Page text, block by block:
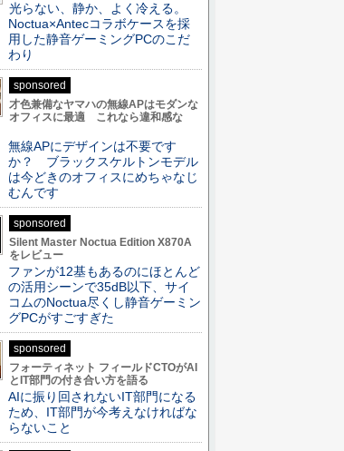
光らない、静か、よく冷える。
Noctua×Antecコラボケースを採
用した静音ゲーミングPCのこだ
わり
sponsored
才色兼備なヤマハの無線APはモダンな
オフィスに最適 これなら違和感な
無線APにデザインは不要です
か？ ブラックスケルトンモデル
は今どきのオフィスにめちゃなじ
むんです
sponsored
Silent Master Noctua Edition X870A
をレビュー
ファンが12基もあるのにほとんど
の活用シーンで35dB以下、サイ
コムのNoctua尽くし静音ゲーミン
グPCがすごすぎた
sponsored
フォーティネット フィールドCTOがAI
とIT部門の付き合い方を語る
AIに振り回されないIT部門になる
ため、IT部門が今考えなければな
らないこと